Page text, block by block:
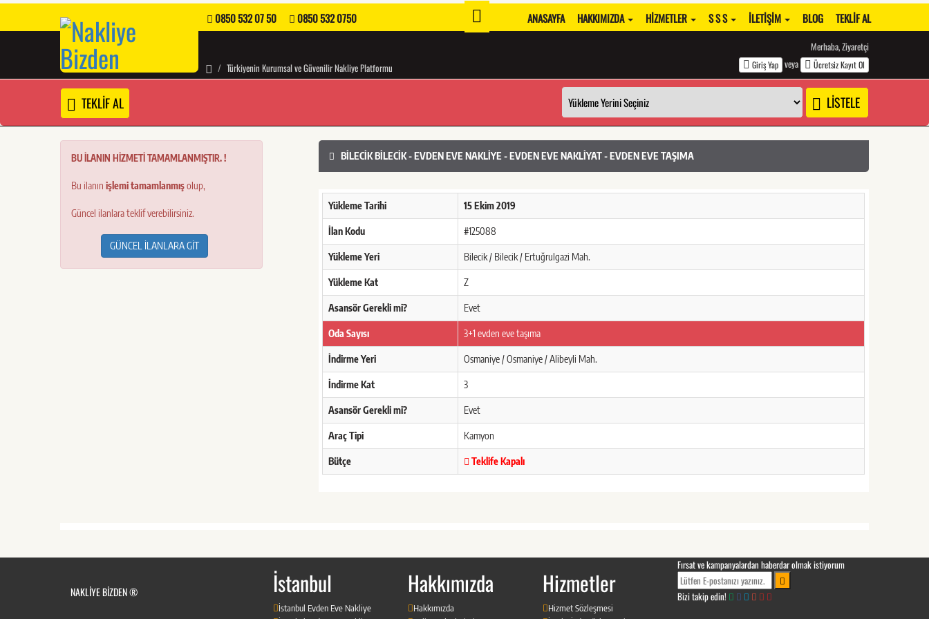
0850 532 07 50 0850 532 0750 ANASAYFA HAKKIMIZDA HIZMETLER S S S İLETIŞIM BLOG TEKLIF AL
Türkiyenin Kurumsal ve Güvenilir Nakliye Platformu
Merhaba, Ziyaretçi
Giriş Yap veya Ücretsiz Kayıt Ol
TEKLİF AL LİSTELE
BILECIK BILECIK - EVDEN EVE NAKLIYE - EVDEN EVE NAKLIYAT - EVDEN EVE TAŞIMA
Yükleme Tarihi 15 Ekim 2019
İlan Kodu #125088
Yükleme Yeri Bilecik / Bilecik / Ertuğrulgazi Mah.
Yükleme Kat Z
Asansör Gerekli mi? Evet
Oda Sayısı 3+1 evden eve taşıma
İndirme Yeri Osmaniye / Osmaniye / Alibeyli Mah.
İndirme Kat 3
Asansör Gerekli mi? Evet
Araç Tipi Kamyon
Bütçe Teklife Kapalı
BU İLANIN HİZMETİ TAMAMLANMIŞTIR. !
Bu ilanın işlemi tamamlanmışolup,
Güncel ilanlara teklif verebilirsiniz.
GÜNCEL İLANLARA GİT
NAKLIYE BIZDEN ® İstanbul
İstanbul Evden Eve Nakliye
Hakkımızda
Hakkımızda
Hizmetler
Hizmet Sözleşmesi
Fırsat ve kampanyalardan haberdar olmak istiyorum
Bizi takip edin!